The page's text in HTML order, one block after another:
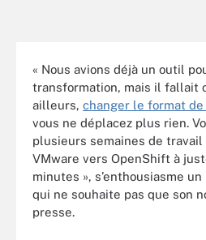
« Nous avions déjà un outil
transformation, mais il fallait
ailleurs, changer le format
vous ne déplacez plus rien.
plusieurs semaines de travail
VMware vers OpenShift à
minutes », s’enthousiasme
qui ne souhaite pas que son
presse.